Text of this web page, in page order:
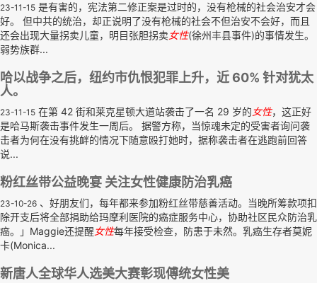
23-11-15 是有害的，宪法第二修正案是过时的，没有枪械的社会治安才会
好。 但中共的统治，却正说明了没有枪械的社会不但治安不会好，而且
还会出现大量拐卖儿童，明目张胆拐卖女性(徐州丰县事件)的事情发生。
弱势族群...
哈以战争之后，纽约市仇恨犯罪上升，近 60% 针对犹太
人。
23-11-15 在第 42 街和莱克星顿大道站袭击了一名 29 岁的女性，这正好
是哈马斯袭击事件发生一周后。 据警方称，当惊魂未定的受害者询问袭
击者为何在没有挑衅的情况下随意殴打她时，据称袭击者在逃跑前回答
说...
粉红丝带公益晚宴 关注女性健康防治乳癌
23-10-26 、好朋友们，每年都来参加粉红丝带慈善活动。当晚所筹款项扣
除开支后将全部捐助给玛摩利医院的癌症服务中心，协助社区民众防治乳
癌。」Maggie还提醒女性每年接受检查，防患于未然。乳癌生存者莫妮
卡(Monica...
新唐人全球华人选美大赛彰现傅统女性美